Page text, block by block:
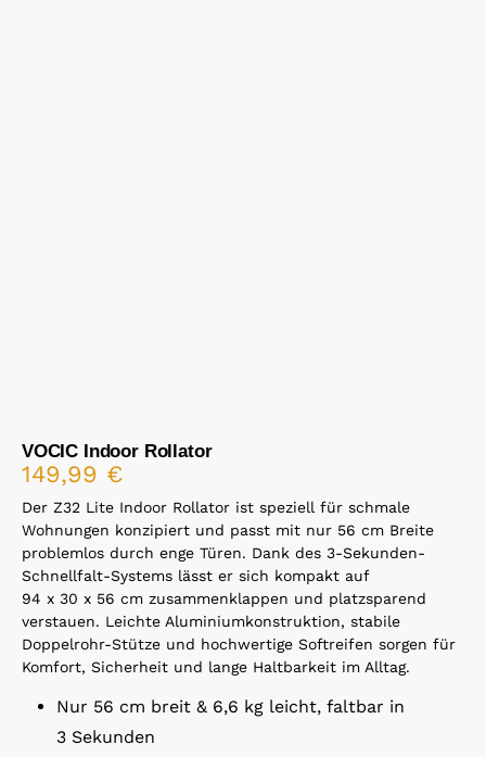
VOCIC Indoor Rollator
149,99 €
Der Z32 Lite Indoor Rollator ist speziell für schmale
Wohnungen konzipiert und passt mit nur 56 cm Breite
problemlos durch enge Türen. Dank des 3-Sekunden-
Schnellfalt-Systems lässt er sich kompakt auf
94 x 30 x 56 cm zusammenklappen und platzsparend
verstauen. Leichte Aluminiumkonstruktion, stabile
Doppelrohr-Stütze und hochwertige Softreifen sorgen für
Komfort, Sicherheit und lange Haltbarkeit im Alltag.
Nur 56 cm breit & 6,6 kg leicht, faltbar in
3 Sekunden